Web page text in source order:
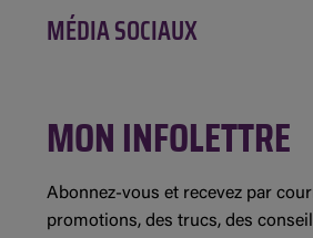
Location GAGNON
Chénéville
Saint-Jean-sur-Richelieu
Rabais de la semaine
Détails des promotions
MÉDIA SOCIAUX
Instagram
MON INFOLETTRE
Abonnez-vous et recevez par
promotions, des trucs, des